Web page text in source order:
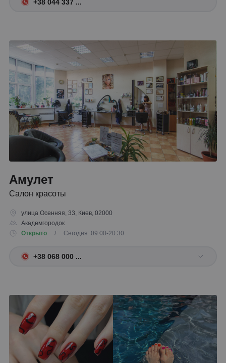
+38 044 337 ...
Амулет
Салон красоты
улица Осенняя, 33, Киев, 02000
Академгородок
Открыто
/ Сегодня: 09:00-20:30
+38 068 000 ...